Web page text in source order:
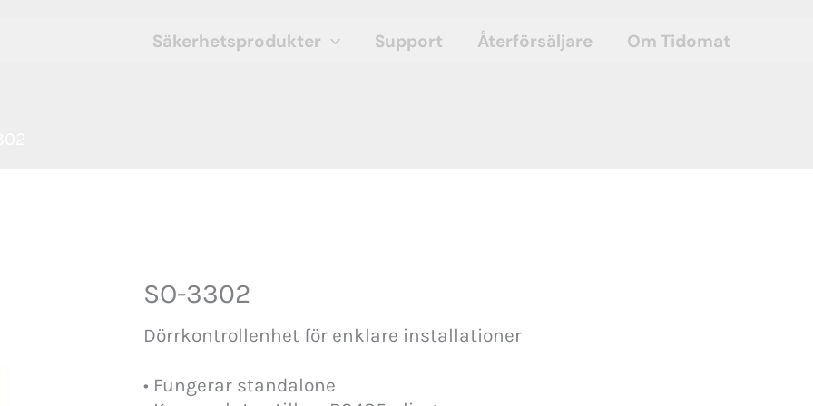
Säkerhetsprodukter Support Återförsäljare Om Tidomat
SO-3302
Dörrkontrollenhet för enklare installationer
• Fungerar standalone